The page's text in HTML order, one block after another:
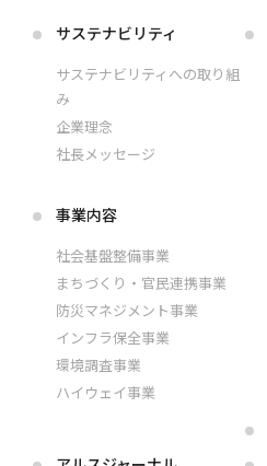
サステナビリティ
サステナビリティへの取り組
み
企業理念
社長メッセージ
事業内容
社会基盤整備事業
まちづくり・官民連携事業
防災マネジメント事業
インフラ保全事業
環境調査事業
ハイウェイ事業